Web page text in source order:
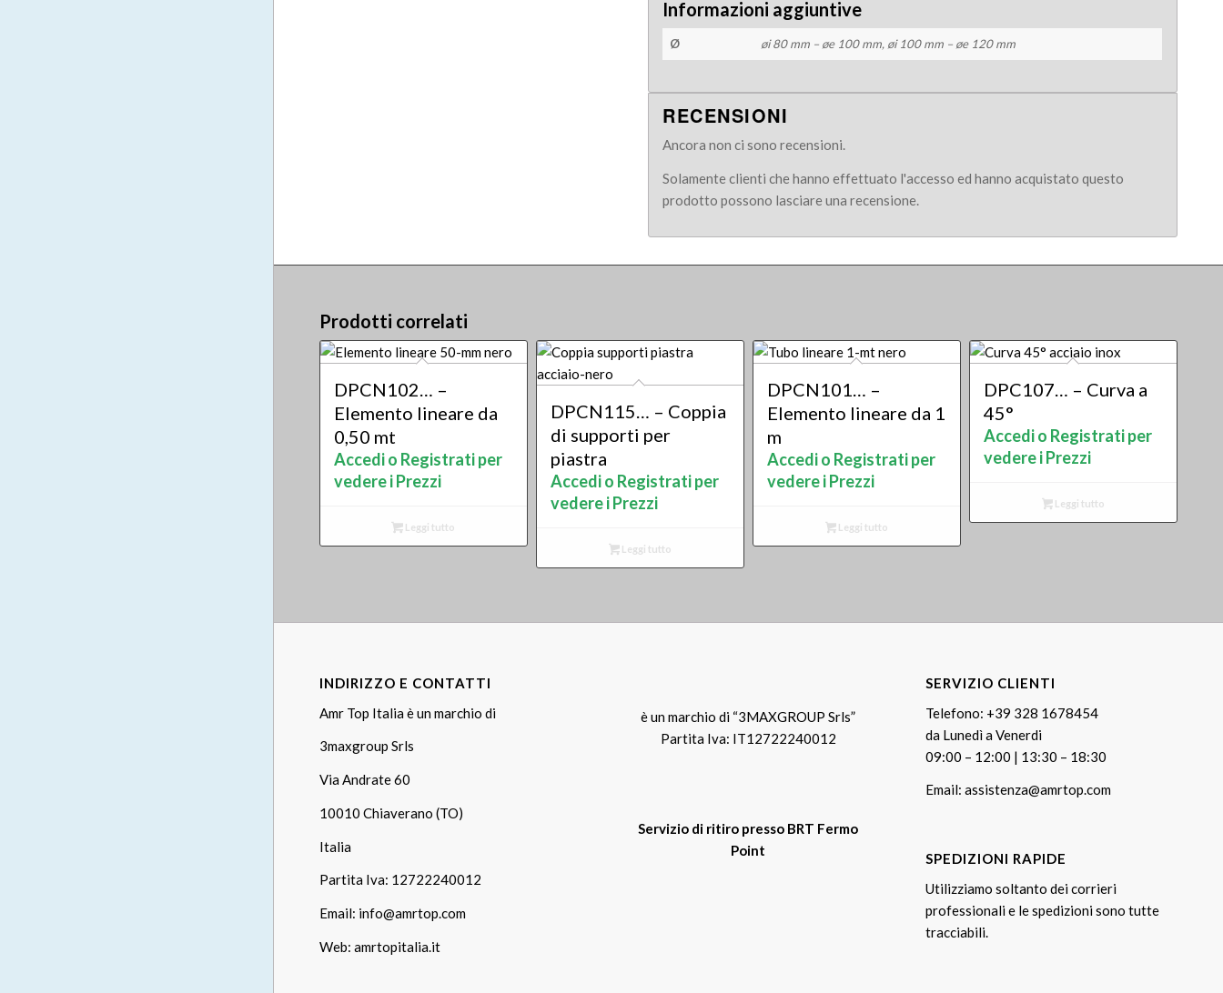
Informazioni aggiuntive
Ø øi 80 mm – øe 100 mm, øi 100 mm – øe 120 mm
RECENSIONI
Ancora non ci sono recensioni.
Solamente clienti che hanno effettuato l'accesso ed hanno acquistato questo
prodotto possono lasciare una recensione.
Prodotti correlati
DPCN102… –
Elemento lineare da
0,50 mt
Accedi o Registrati per
vedere i Prezzi
Leggi tutto
DPCN115… – Coppia
di supporti per
piastra
Accedi o Registrati per
vedere i Prezzi
Leggi tutto
DPCN101… –
Elemento lineare da 1
m
Accedi o Registrati per
vedere i Prezzi
Leggi tutto
DPC107… – Curva a
45°
Accedi o Registrati per
vedere i Prezzi
Leggi tutto
INDIRIZZO E CONTATTI
Amr Top Italia è un marchio di
3maxgroup Srls
Via Andrate 60
10010 Chiaverano (TO)
Italia
Partita Iva: 12722240012
Email: info@amrtop.com
Web: amrtopitalia.it
è un marchio di “3MAXGROUP Srls”
Partita Iva: IT12722240012
Servizio di ritiro presso BRT Fermo
Point
SERVIZIO CLIENTI
Telefono: +39 328 1678454
da Lunedì a Venerdi
09:00 – 12:00 | 13:30 – 18:30
Email:assistenza@amrtop.com
SPEDIZIONI RAPIDE
Utilizziamo soltanto dei corrieri
professionali e le spedizioni sono tutte
tracciabili.